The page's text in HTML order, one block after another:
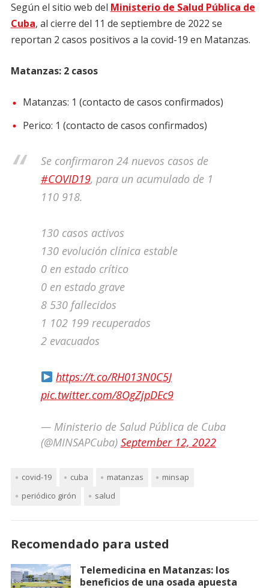
Según el sitio web del Ministerio de Salud Pública de
Cuba, al cierre del 11 de septiembre de 2022 se
reportan 2 casos positivos a la covid-19 en Matanzas.
Matanzas: 2 casos
Matanzas: 1 (contacto de casos confirmados)
Perico: 1 (contacto de casos confirmados)
Se confirmaron 24 nuevos casos de
#COVID19, para un acumulado de 1
110 918.
130 casos activos
130 evolución clínica estable
0 en estado crítico
0 en estado grave
8 530 fallecidos
1 102 199 recuperados
2 evacuados
https://t.co/RH013N0C5J
pic.twitter.com/8OgZjpDEc9
— Ministerio de Salud Pública de Cuba
(@MINSAPCuba) September 12, 2022
covid-19 cuba matanzas
minsap
periódico girón
salud
Recomendado para usted
Telemedicina en Matanzas: los
beneficios de una osada apuesta